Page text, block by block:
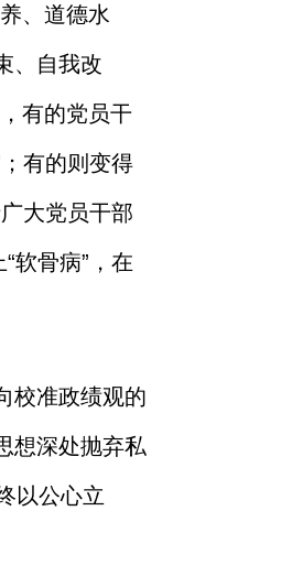
、道德水
、自我改
有的党员干
有的则变得
大党员干部
软骨病”，在
校准政绩观的
想深处抛弃私
以公心立